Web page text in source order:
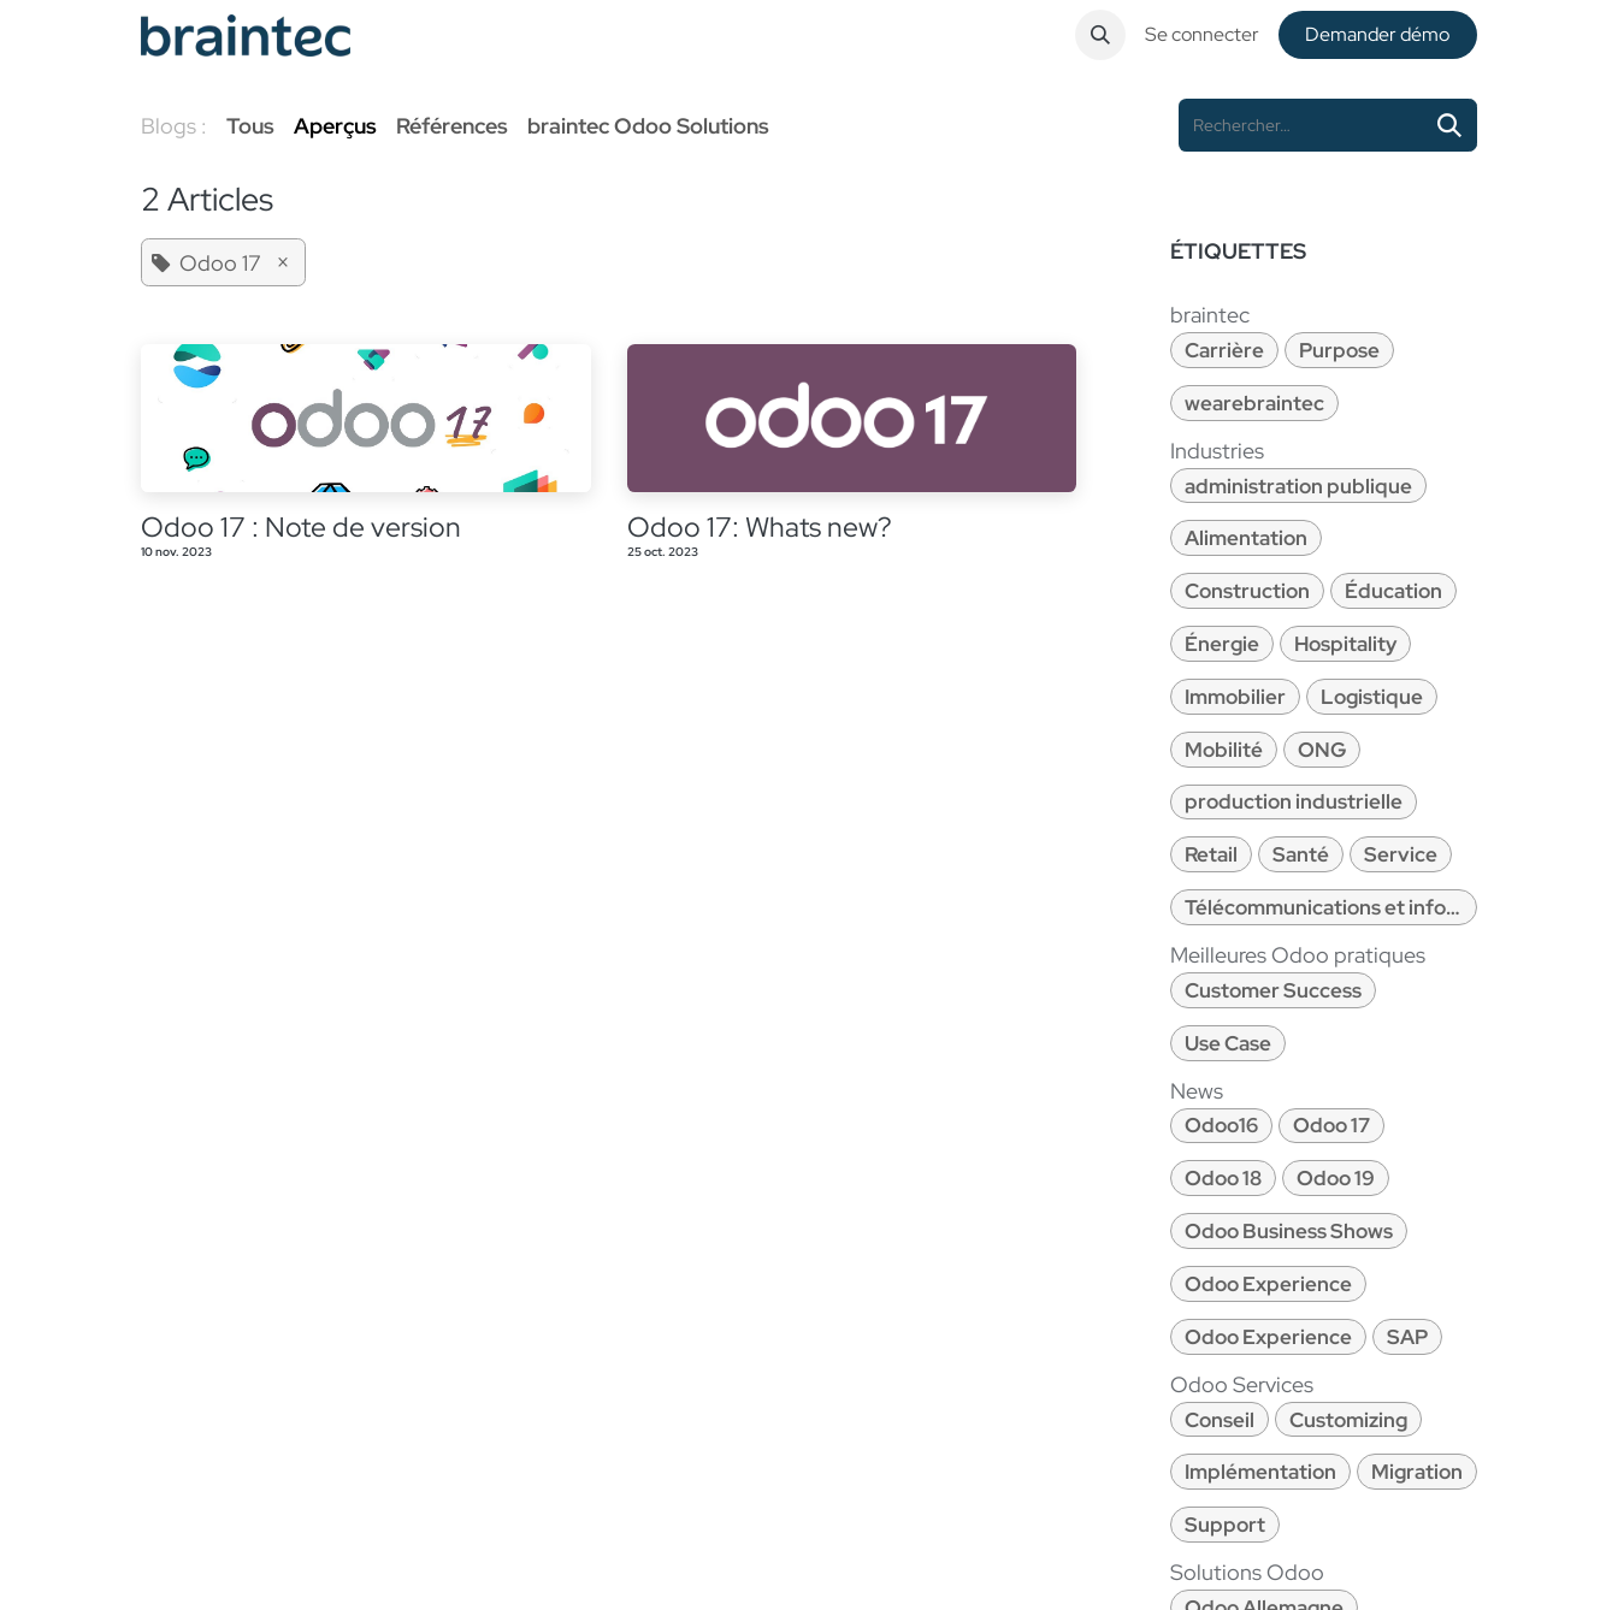
Se rendre au contenu
Se connecter De​​mander démo
Blogs : Tous Aperçus Références braintec Odoo Solutions
2 Articles
Odoo 17 ×
Odoo 17 : Note de version
10 nov. 2023
Odoo 17: Whats new?
25 oct. 2023
ÉTIQUETTES
braintec
Carrière
Purpose
wearebraintec
Industries
administration publique
Alimentation
Construction
Éducation
Énergie
Hospitality
Immobilier
Logistique
Mobilité
ONG
production industrielle
Retail
Santé
Service
Télécommunications et informatique
Meilleures Odoo pratiques
Customer Success
Use Case
News
Odoo16
Odoo 17
Odoo 18
Odoo 19
Odoo Business Shows
Odoo Experience
Odoo Experience
SAP
Odoo Services
Conseil
Customizing
Implémentation
Migration
Support
Solutions Odoo